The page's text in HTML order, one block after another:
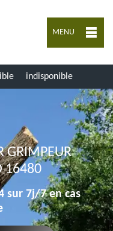
MENU
indisponible
GRIMPEUR
16480
sur 7j/7 en cas